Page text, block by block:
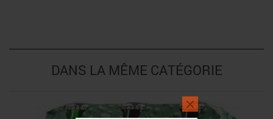
DANS LA MÊME CATÉGORIE